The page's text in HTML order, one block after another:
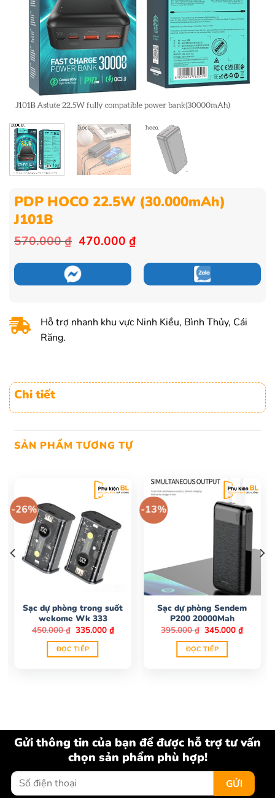
PDP HOCO 22.5W (30.000mAh)
J101B
570.000₫ Giá
là:
570.000 ₫.
470.000 ₫Giá
tại
470.000 ₫.
Hỗ trợ nhanh khu vực Ninh Kiều, Bình Thủy, Cái
Răng.
Chi tiết
SẢN PHẨM TƯƠNG TỰ
-26%
Sạc dự phòng trong suốt
wekome Wk 333
450.000₫ Giá
gốc
là:
450.000 ₫.
335.000 ₫Giá
hiện
ĐỌC TIẾP
-13%
Sạc dự phòng Sendem
P200 20000Mah
395.000₫ Giá
gốc
là:
395.000 ₫.
345.000₫Giá
ĐỌC TIẾP
Gửi thông tin của bạn để được hỗ trợ tư vấn
chọn sản phẩm phù hợp!